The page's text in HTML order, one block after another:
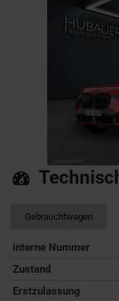
Gebrauchtwagen
interne Nummer
Zustand
Erstzulassung